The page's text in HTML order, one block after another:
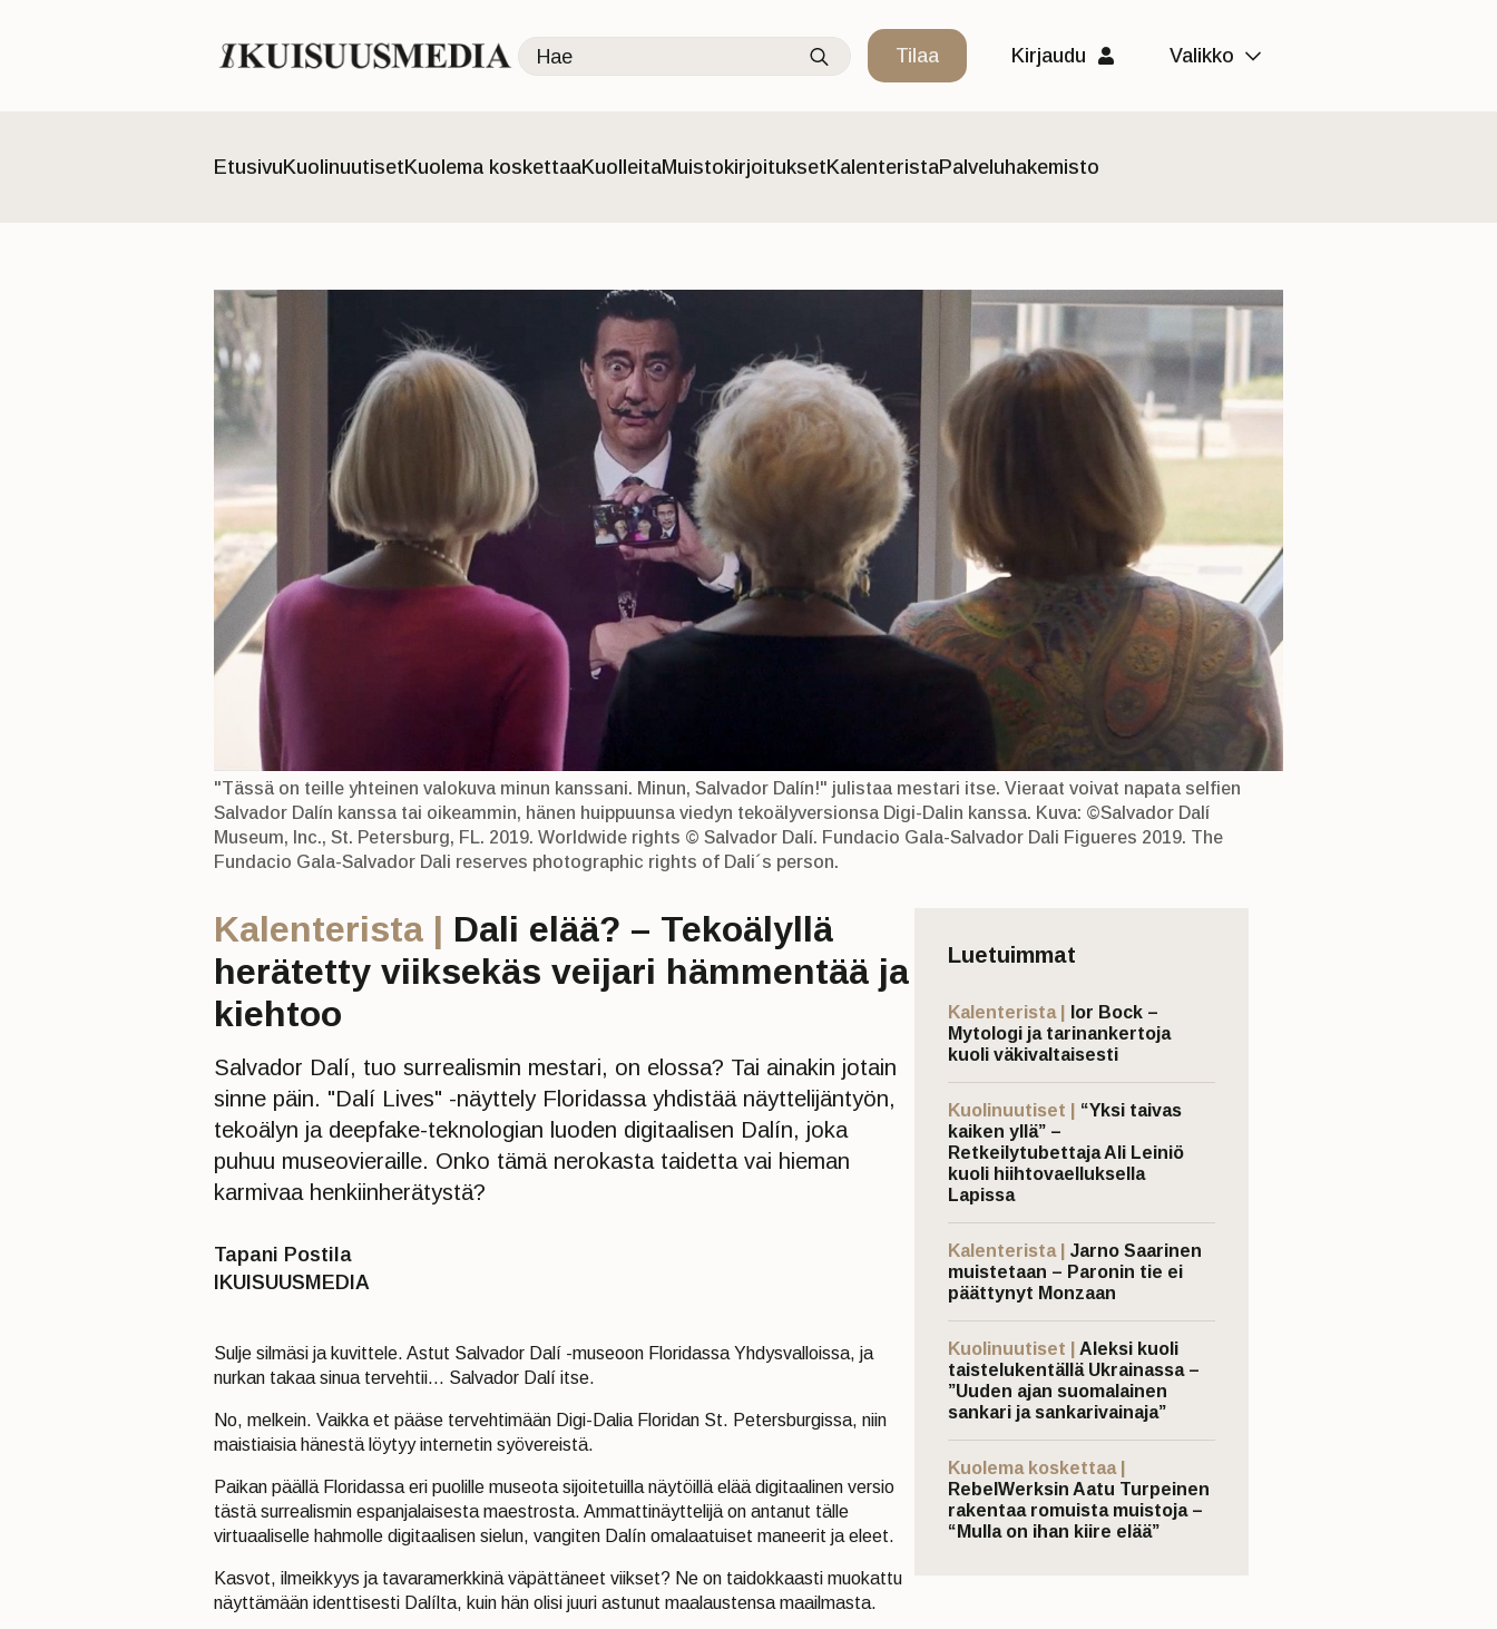
Search
for:
Tilaa Kirjaudu Valikko
Etusivu KuolinuutisetKuolema koskettaaKuolleitaMuistokirjoituksetKalenteristaPalveluhakemisto
"Tässä on teille yhteinen valokuva minun kanssani. Minun, Salvador Dalín!" julistaa mestari itse. Vieraat voivat napata selfien
Salvador Dalín kanssa tai oikeammin, hänen huippuunsa viedyn tekoälyversionsa Digi-Dalin kanssa. Kuva: ©Salvador Dalí
Museum, Inc., St. Petersburg, FL. 2019. Worldwide rights © Salvador Dalí. Fundacio Gala-Salvador Dali Figueres 2019. The
Fundacio Gala-Salvador Dali reserves photographic rights of Dali´s person.
Kalenterista | Dali elää? – Tekoälyllä
herätetty viiksekäs veijari hämmentää ja
kiehtoo
Salvador Dalí, tuo surrealismin mestari, on elossa? Tai ainakin jotain
sinne päin. "Dalí Lives" -näyttely Floridassa yhdistää näyttelijäntyön,
tekoälyn ja deepfake-teknologian luoden digitaalisen Dalín, joka
puhuu museovieraille. Onko tämä nerokasta taidetta vai hieman
karmivaa henkiinherätystä?
Tapani Postila
IKUISUUSMEDIA
Sulje silmäsi ja kuvittele. Astut Salvador Dalí -museoon Floridassa Yhdysvalloissa, ja
nurkan takaa sinua tervehtii… Salvador Dalí itse.
No, melkein. Vaikka et pääse tervehtimään Digi-Dalia Floridan St. Petersburgissa, niin
maistiaisia hänestä löytyy internetin syövereistä.
Paikan päällä Floridassa eri puolille museota sijoitetuilla näytöillä elää digitaalinen versio
tästä surrealismin espanjalaisesta maestrosta. Ammattinäyttelijä on antanut tälle
virtuaaliselle hahmolle digitaalisen sielun, vangiten Dalín omalaatuiset maneerit ja eleet.
Kasvot, ilmeikkyys ja tavaramerkkinä väpättäneet viikset? Ne on taidokkaasti muokattu
näyttämään identtisesti Dalílta, kuin hän olisi juuri astunut maalaustensa maailmasta.
Luetuimmat
Kalenterista |
Ior Bock –
Mytologi ja tarinankertoja
kuoli väkivaltaisesti
Kuolinuutiset |
“Yksi taivas
kaiken yllä” –
Retkeilytubettaja Ali Leiniö
kuoli hiihtovaelluksella
Lapissa
Kalenterista |
Jarno Saarinen
muistetaan – Paronin tie ei
päättynyt Monzaan
Kuolinuutiset |
Aleksi kuoli
taistelukentällä Ukrainassa –
”Uuden ajan suomalainen
sankari ja sankarivainaja”
Kuolema koskettaa |
RebelWerksin Aatu Turpeinen
rakentaa romuista muistoja –
“Mulla on ihan kiire elää”